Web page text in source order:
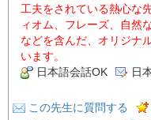
工夫をされている熱心な
ィオム、フレーズ、自然
などを含んだ、オリジナ
います。
日本語会話OK
日
この先生に質問する